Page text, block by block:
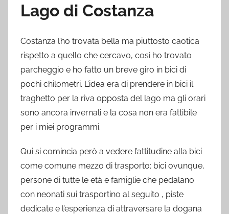
Lago di Costanza
Costanza l’ho trovata bella ma piuttosto caotica
rispetto a quello che cercavo, così ho trovato
parcheggio e ho fatto un breve giro in bici di
pochi chilometri. L’idea era di prendere in bici il
traghetto per la riva opposta del lago ma gli orari
sono ancora invernali e la cosa non era fattibile
per i miei programmi.
Qui si comincia però a vedere l’attitudine alla bici
come comune mezzo di trasporto: bici ovunque,
persone di tutte le età e famiglie che pedalano
con neonati sui trasportino al seguito , piste
dedicate e l’esperienza di attraversare la dogana